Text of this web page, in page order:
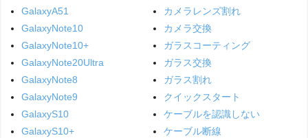
GalaxyA51
GalaxyNote10
GalaxyNote10+
GalaxyNote20Ultra
GalaxyNote8
GalaxyNote9
GalaxyS10
GalaxyS10+
カメラレンズ割れ
カメラ交換
ガラスコーティング
ガラス交換
ガラス割れ
クイックスタート
ケーブルを認識しない
ケーブル断線